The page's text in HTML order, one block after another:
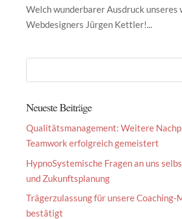
Welch wunderbarer Ausdruck unseres
Webdesigners Jürgen Kettler!...
Neueste Beiträge
Qualitätsmanagement: Weitere
Teamwork erfolgreich gemeistert
HypnoSystemische Fragen an uns
und Zukunftsplanung
Trägerzulassung für unsere Coaching-
bestätigt